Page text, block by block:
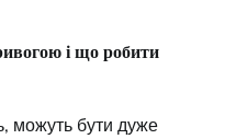
і що робити
можуть бути дуже